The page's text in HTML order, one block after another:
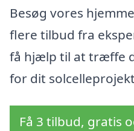
Besøg vores
flere tilbud fra
få hjælp til at træffe
for dit
Få 3 tilbud, gratis